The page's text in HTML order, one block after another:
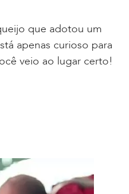
que adotou um
apenas curioso para
veio ao lugar certo!